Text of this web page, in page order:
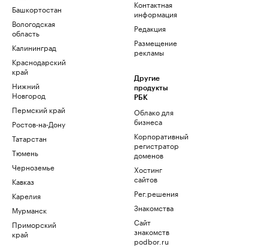
Башкортостан
Вологодская
область
Калининград
Краснодарский
край
Нижний
Новгород
Пермский край
Ростов-на-Дону
Татарстан
Тюмень
Черноземье
Кавказ
Карелия
Мурманск
Приморский
край
Контактная
информация
Редакция
Размещение
рекламы
Другие
продукты
РБК
Облако для
бизнеса
Корпоративный
регистратор
доменов
Хостинг
сайтов
Рег.решения
Знакомства
Сайт
знакомств
podbor.ru